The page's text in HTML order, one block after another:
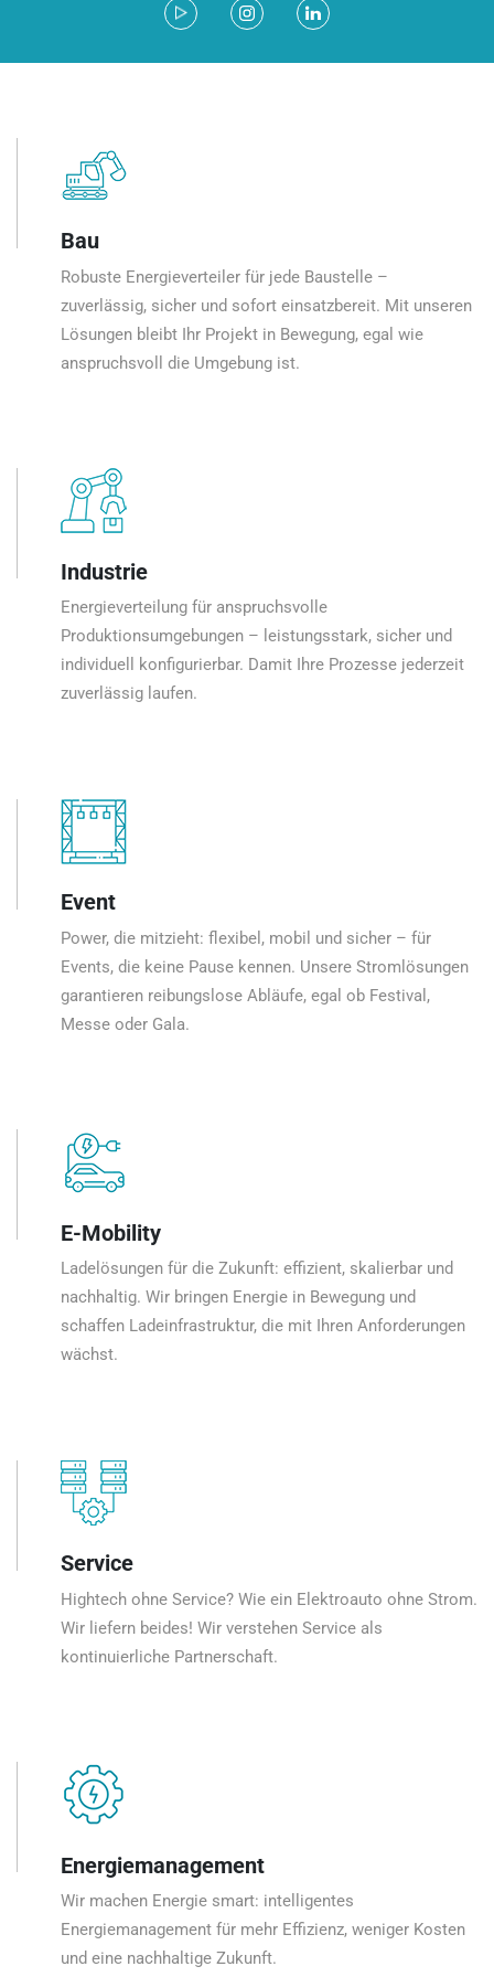
Bau
Robuste Energieverteiler für jede Baustelle –
zuverlässig, sicher und sofort einsatzbereit. Mit unseren
Lösungen bleibt Ihr Projekt in Bewegung, egal wie
anspruchsvoll die Umgebung ist.
Industrie
Energieverteilung für anspruchsvolle
Produktionsumgebungen – leistungsstark, sicher und
individuell konfigurierbar. Damit Ihre Prozesse jederzeit
zuverlässig laufen.
Event
Power, die mitzieht: flexibel, mobil und sicher – für
Events, die keine Pause kennen. Unsere Stromlösungen
garantieren reibungslose Abläufe, egal ob Festival,
Messe oder Gala.
E-Mobility
Ladelösungen für die Zukunft: effizient, skalierbar und
nachhaltig. Wir bringen Energie in Bewegung und
schaffen Ladeinfrastruktur, die mit Ihren Anforderungen
wächst.
Service
Hightech ohne Service? Wie ein Elektroauto ohne Strom.
Wir liefern beides! Wir verstehen Service als
kontinuierliche Partnerschaft.
Energiemanagement
Wir machen Energie smart: intelligentes
Energiemanagement für mehr Effizienz, weniger Kosten
und eine nachhaltige Zukunft.